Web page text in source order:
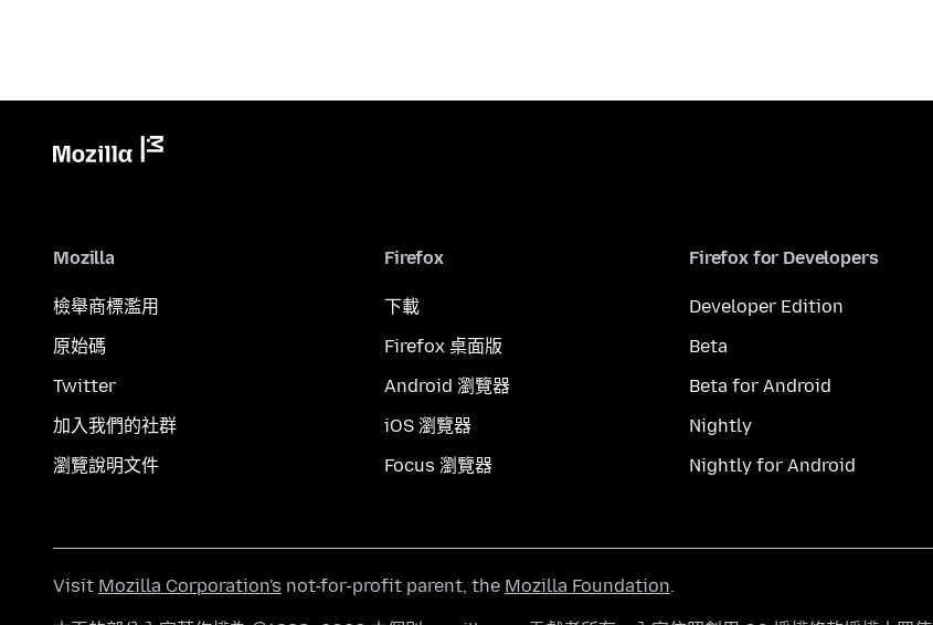
Mozilla
檢舉商標濫用
原始碼
Twitter
加入我們的社群
瀏覽說明文件
Firefox
下載
Firefox 桌面版
Android 瀏覽器
iOS 瀏覽器
Focus 瀏覽器
Firefox for Developers
Developer Edition
Beta
Beta for Android
Nightly
Nightly for Android
Visit Mozilla Corporation's not-for-profit parent, the Mozilla Foundation.